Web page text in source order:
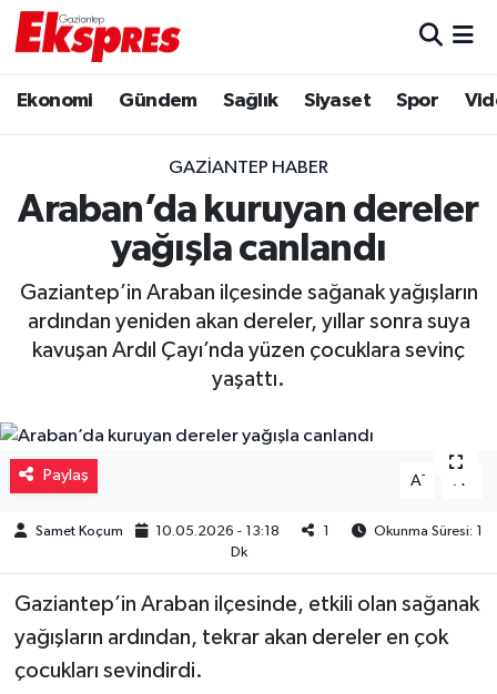
Ekonomi Gündem Sağlık Siyaset Spor
GAZIANTEP HABER
Araban’da kuruyan dereler
yağışla canlandı
Gaziantep’in Araban ilçesinde sağanak yağışların
ardından yeniden akan dereler, yıllar sonra suya
kavuşan Ardıl Çayı’nda yüzen çocuklara sevinç
yaşattı.
Paylaş A- A
Samet Koçum 10.05.2026 - 13:18
Okunma Süresi: 1
Dk
Gaziantep’in Araban ilçesinde, etkili olan sağanak
yağışların ardından, tekrar akan dereler en çok
çocukları sevindirdi.
Ekonomi
Gaziantep son dakika
Genel
Gündem
Haberler
Magazin
Müzik
Piyasa
Resmi İlanlar
Trafik Durumu
Puan Durumu ve Fikstür
Tüm Manşetler
Son Dakika Haberleri
Haber Arşivi